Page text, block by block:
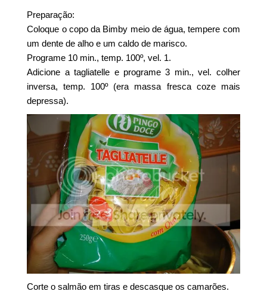
Preparação:
Coloque o copo da Bimby meio de água, tempere com
um dente de alho e um caldo de marisco.
Programe 10 min., temp. 100º, vel. 1.
Adicione a tagliatelle e programe 3 min., vel. colher
inversa, temp. 100º (era massa fresca coze mais
depressa).
Corte o salmão em tiras e descasque os camarões.